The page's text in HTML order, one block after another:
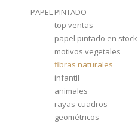
PAPEL PINTADO
top ventas
papel pintado en stock
motivos vegetales
fibras naturales
infantil
animales
rayas-cuadros
geométricos